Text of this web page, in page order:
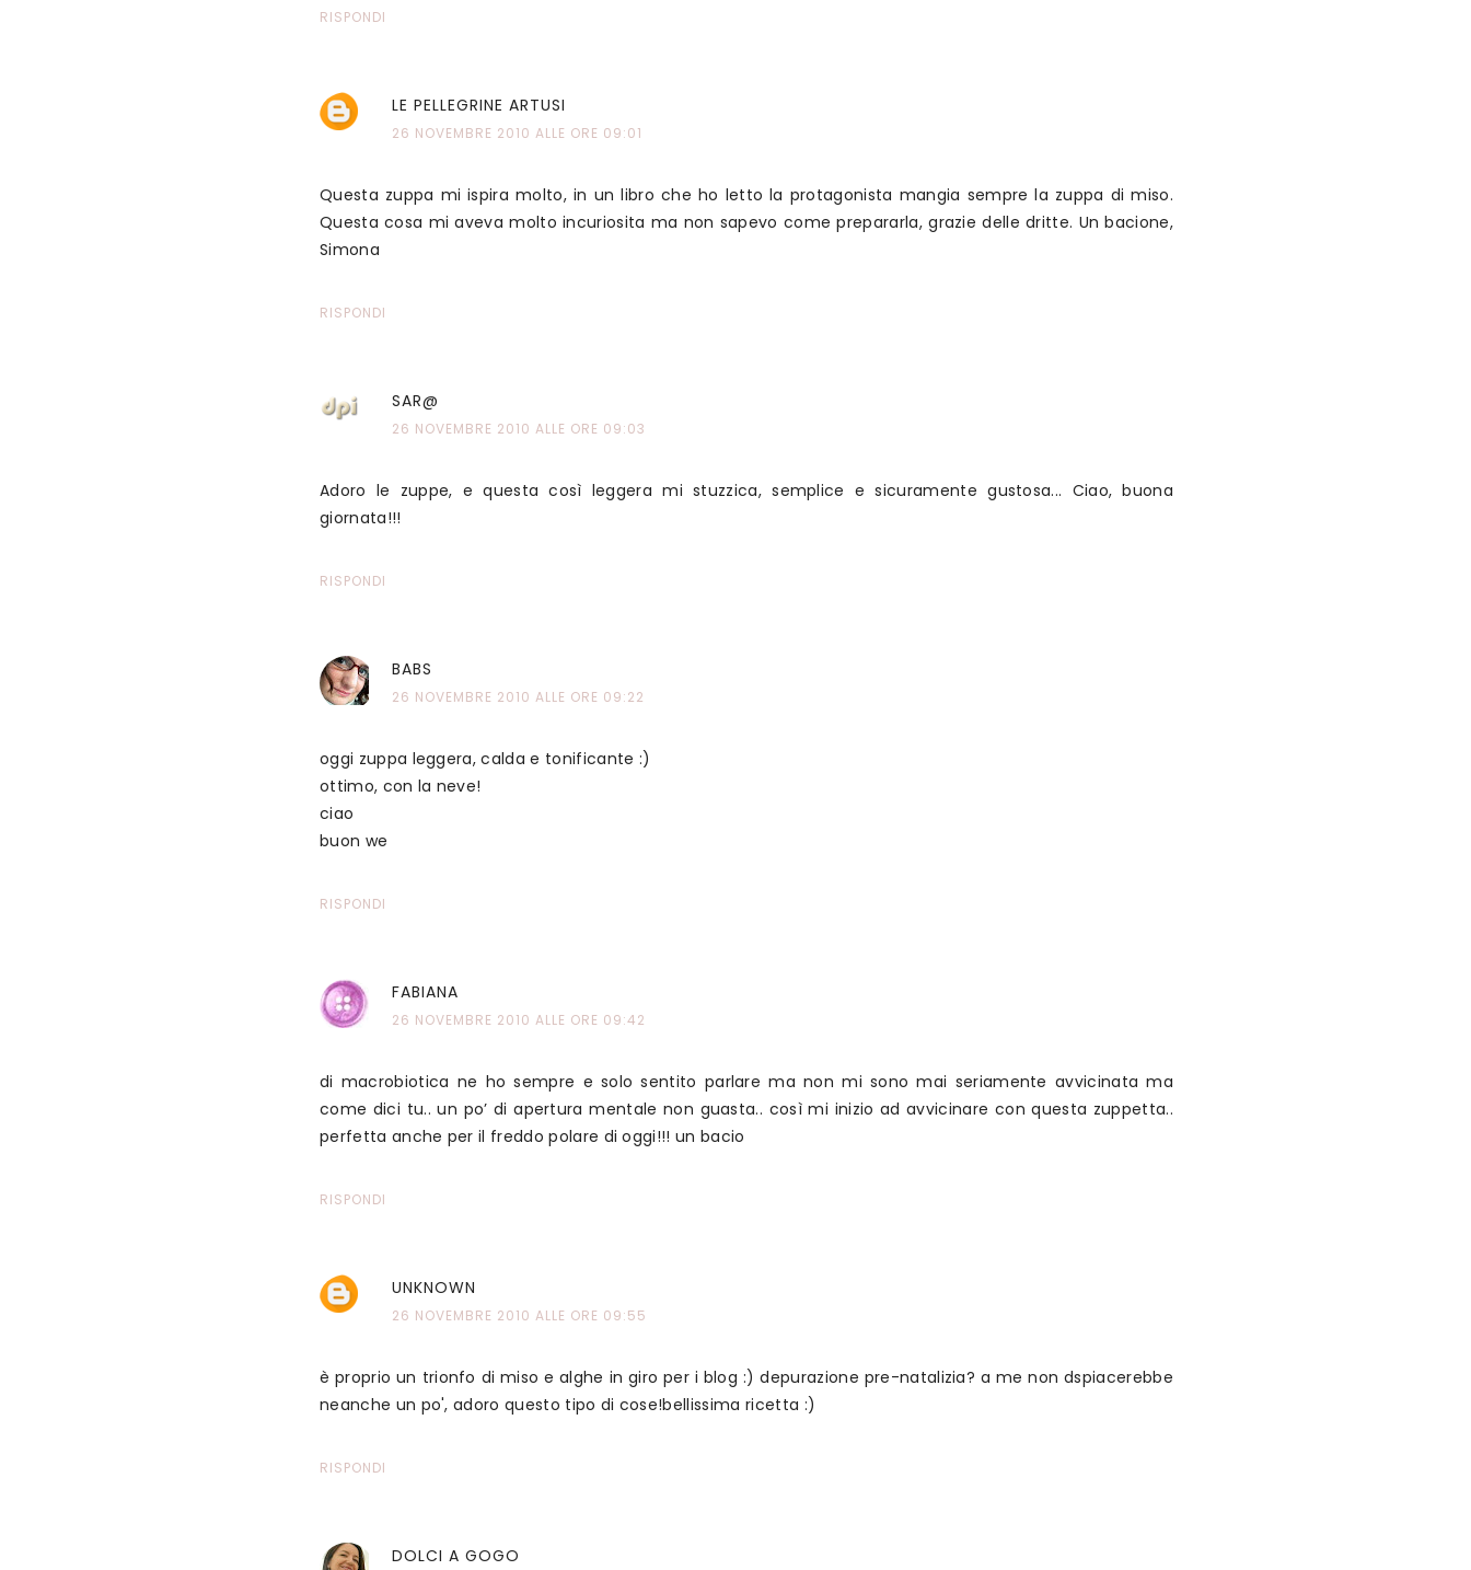
RISPONDI
LE PELLEGRINE ARTUSI
26 NOVEMBRE 2010 ALLE ORE 09:01
Questa zuppa mi ispira molto, in un libro che ho letto la protagonista mangia sempre la zuppa di miso.
Questa cosa mi aveva molto incuriosita ma non sapevo come prepararla, grazie delle dritte. Un bacione,
Simona
RISPONDI
SAR@
26 NOVEMBRE 2010 ALLE ORE 09:03
Adoro le zuppe, e questa così leggera mi stuzzica, semplice e sicuramente gustosa... Ciao, buona
giornata!!!
RISPONDI
BABS
26 NOVEMBRE 2010 ALLE ORE 09:22
oggi zuppa leggera, calda e tonificante :)
ottimo, con la neve!
ciao
buon we
RISPONDI
FABIANA
26 NOVEMBRE 2010 ALLE ORE 09:42
di macrobiotica ne ho sempre e solo sentito parlare ma non mi sono mai seriamente avvicinata ma
come dici tu.. un po’ di apertura mentale non guasta.. così mi inizio ad avvicinare con questa zuppetta..
perfetta anche per il freddo polare di oggi!!! un bacio
RISPONDI
UNKNOWN
26 NOVEMBRE 2010 ALLE ORE 09:55
è proprio un trionfo di miso e alghe in giro per i blog :) depurazione pre-natalizia? a me non dspiacerebbe
neanche un po', adoro questo tipo di cose!bellissima ricetta :)
RISPONDI
DOLCI A GOGO